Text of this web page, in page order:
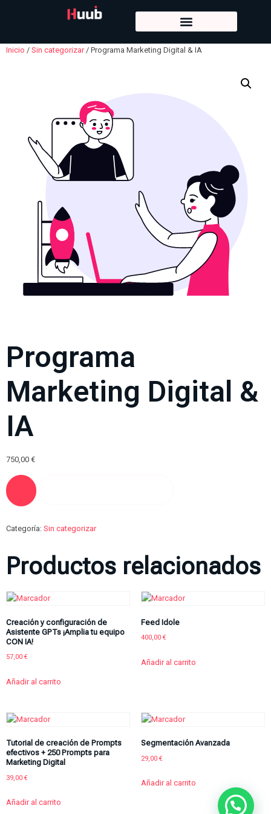
Inicio / Sin categorizar/ Programa Marketing Digital & IA
Programa
Marketing Digital &
IA
750,00 €
Categoría: Sin categorizar
Productos relacionados
Creación y configuración de
Asistente GPTs ¡Amplia tu equipo
CON IA!
57,00 €
Añadir al carrito
Feed Idole
400,00 €
Añadir al carrito
Tutorial de creación de Prompts
efectivos + 250 Prompts para
Marketing Digital
39,00 €
Añadir al carrito
Segmentación Avanzada
29,00 €
Añadir al carrito